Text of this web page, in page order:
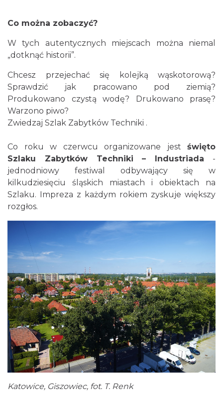
Co można zobaczyć?
W tych autentycznych miejscach można niemal
„dotknąć historii”.
Chcesz przejechać się kolejką wąskotorową?
Sprawdzić jak pracowano pod ziemią?
Produkowano czystą wodę? Drukowano prasę?
Warzono piwo?
Zwiedzaj Szlak Zabytków Techniki .
Co roku w czerwcu organizowane jest święto
Szlaku Zabytków Techniki – Industriada -
jednodniowy festiwal odbywający się w
kilkudziesięciu śląskich miastach i obiektach na
Szlaku. Impreza z każdym rokiem zyskuje większy
rozgłos.
Katowice, Giszowiec, fot. T. Renk